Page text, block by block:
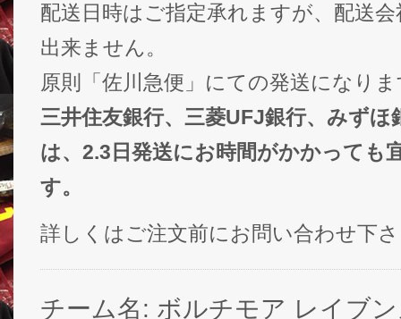
配送日時はご指定承れますが、配送
出来ません。
原則「佐川急便」にての発送になり
三井住友銀行、三菱UFJ銀行、みずほ
は、2.3日発送にお時間がかかっても
す。
詳しくはご注文前にお問い合わせ下
チーム名: ボルチモア レイブ